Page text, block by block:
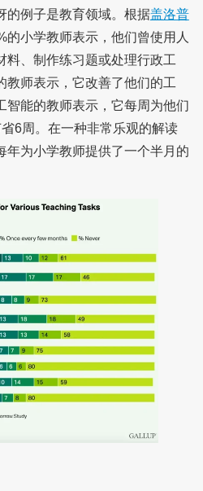
的例子是教育领域。根据盖洛普
的小学教师表示，他们曾使用人
料、制作练习题或处理行政工
教师表示，它改善了他们的工
智能的教师表示，它每周为他们
6周。在一种非常乐观的解读
年为小学教师提供了一个半月的